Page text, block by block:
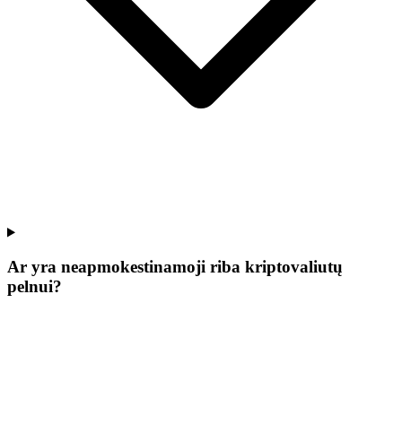
Ar yra neapmokestinamoji riba kriptovaliutų
pelnui?